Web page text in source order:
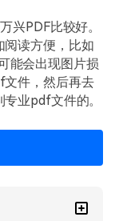
兴PDF比较好。
读方便，比如
能会出现图片损
件，然后再去
业pdf文件的。